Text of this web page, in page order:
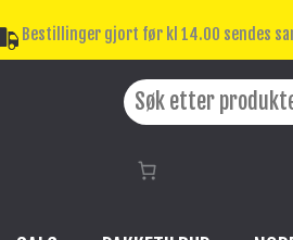
Bestillinger gjort før kl 14.00 sendes